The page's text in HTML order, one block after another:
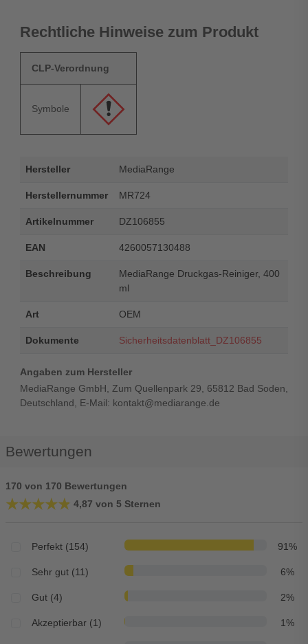
Rechtliche Hinweise zum Produkt
CLP-Verordnung
Symbole
Hersteller MediaRange
Herstellernummer MR724
Artikelnummer DZ106855
EAN 4260057130488
Beschreibung
MediaRange Druckgas-Reiniger, 400
ml
Art OEM
Dokumente Sicherheitsdatenblatt_DZ106855
Angaben zum Hersteller
MediaRange GmbH, Zum Quellenpark 29, 65812 Bad Soden,
Deutschland, E-Mail: kontakt@mediarange.de
Bewertungen
170 von 170 Bewertungen
★★★★★
★★★★★ 4,87 von 5 Sternen
Perfekt (154) 91%
Sehr gut (11) 6%
Gut (4) 2%
Akzeptierbar (1) 1%